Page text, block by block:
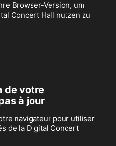
Browser-Version, um
Concert Hall nutzen zu
de votre
à jour
navigateur pour utiliser
de la Digital Concert